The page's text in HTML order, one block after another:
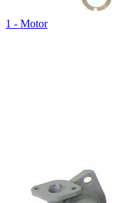
1 - Motor